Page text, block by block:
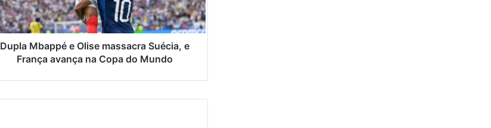
Dupla Mbappé e Olise massacra Suécia, e
França avança na Copa do Mundo